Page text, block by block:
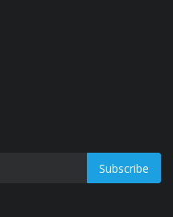
Subscribe